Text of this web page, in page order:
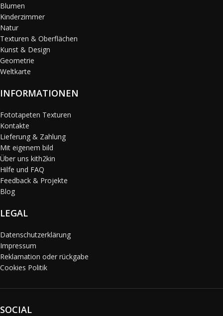
Blumen
Kinderzimmer
Natur
Texturen & Oberflächen
Kunst & Design
Geometrie
Weltkarte
INFORMATIONEN
Fototapeten Texturen
Kontakte
Lieferung & Zahlung
Mit eigenem bild
Über uns kith2kin
Hilfe und FAQ
Feedback & Projekte
Blog
LEGAL
Datenschutzerklärung
Impressum
Reklamation oder rückgabe
Cookies Politik
SOCIAL